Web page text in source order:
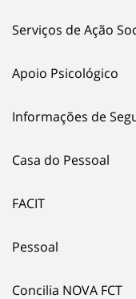
Serviços de Ação
Apoio Psicológico
Informações de
Casa do Pessoal
FACIT
Pessoal
Concilia NOVA FCT